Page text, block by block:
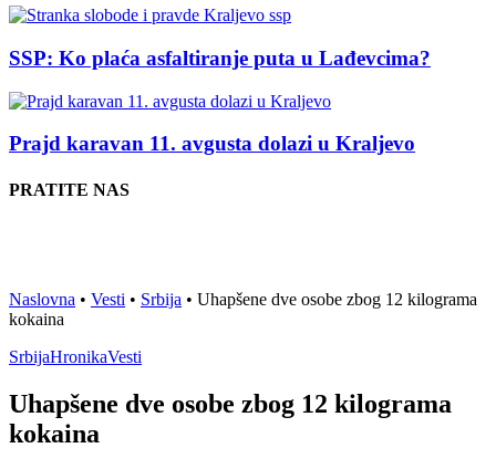
SSP: Ko plaća asfaltiranje puta u Lađevcima?
Prajd karavan 11. avgusta dolazi u Kraljevo
PRATITE NAS
Naslovna • Vesti • Srbija • Uhapšene dve osobe zbog 12 kilograma
kokaina
SrbijaHronikaVesti
Uhapšene dve osobe zbog 12 kilograma
kokaina